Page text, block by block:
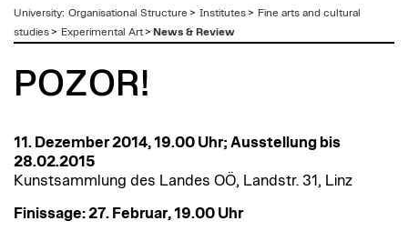
zum
Inhalt
University: Organisational Structure > Institutes> Fine arts and cultural
studies> Experimental Art> News & Review
POZOR!
11. Dezember 2014, 19.00 Uhr; Ausstellung bis
28.02.2015
Kunstsammlung des Landes OÖ, Landstr. 31, Linz
Finissage: 27. Februar, 19.00 Uhr